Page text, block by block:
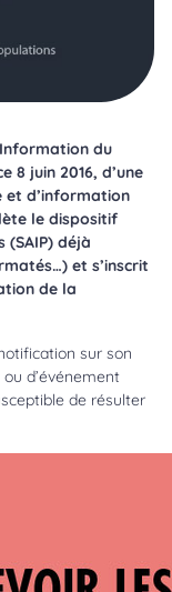
du
8 juin 2016, d’une
d’information
le dispositif
déjà
et s’inscrit
de la
sur son
d’événement
de résulter